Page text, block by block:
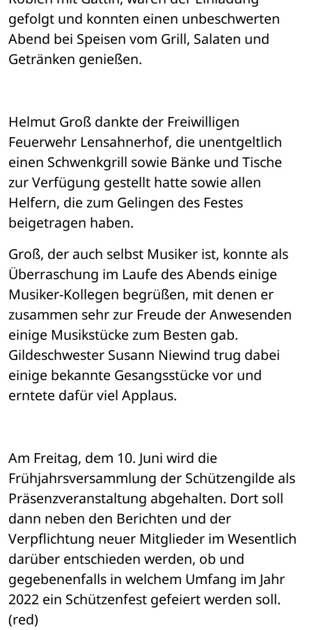
gefolgt und konnten einen unbeschwerten
Abend bei Speisen vom Grill, Salaten und
Getränken genießen.
Helmut Groß dankte der Freiwilligen
Feuerwehr Lensahnerhof, die unentgeltlich
einen Schwenkgrill sowie Bänke und Tische
zur Verfügung gestellt hatte sowie allen
Helfern, die zum Gelingen des Festes
beigetragen haben.
Groß, der auch selbst Musiker ist, konnte als
Überraschung im Laufe des Abends einige
Musiker-Kollegen begrüßen, mit denen er
zusammen sehr zur Freude der Anwesenden
einige Musikstücke zum Besten gab.
Gildeschwester Susann Niewind trug dabei
einige bekannte Gesangsstücke vor und
erntete dafür viel Applaus.
Am Freitag, dem 10. Juni wird die
Frühjahrsversammlung der Schützengilde als
Präsenzveranstaltung abgehalten. Dort soll
dann neben den Berichten und der
Verpflichtung neuer Mitglieder im Wesentlich
darüber entschieden werden, ob und
gegebenenfalls in welchem Umfang im Jahr
2022 ein Schützenfest gefeiert werden soll.
(red)